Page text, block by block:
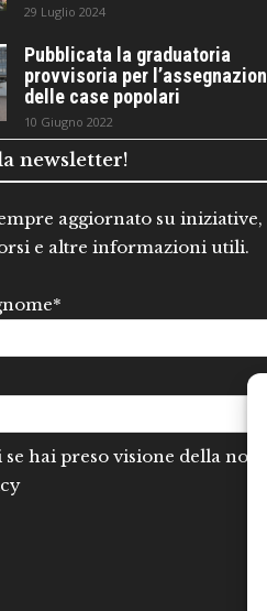
29 Luglio 2024
Pubblicata la graduatoria
provvisoria per
delle case popolari
10 Giugno 2022
newsletter!
aggiornato su iniziative,
e altre informazioni utili.
se hai preso visione della